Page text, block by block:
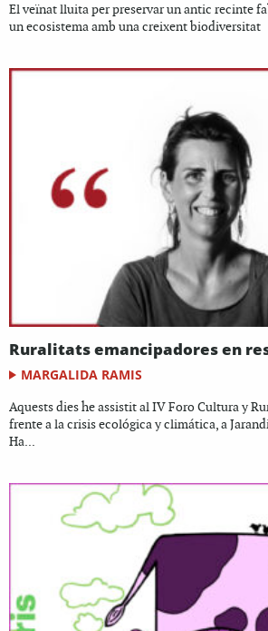
El veïnat lluita per preservar un antic recinte
un ecosistema amb una creixent biodiversitat
Ruralitats emancipadores en
MARGALIDA RAMIS
Aquests dies he assistit al IV Foro Cultura y
frente a la crisis ecológica y climática, a
Ha...